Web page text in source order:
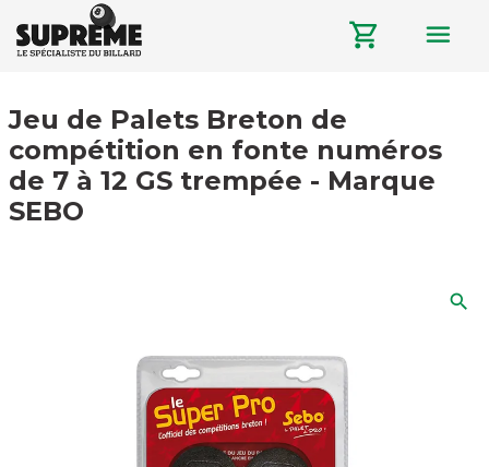
shopping_cart menu
Jeu de Palets Breton de
compétition en fonte numéros
de 7 à 12 GS trempée - Marque
SEBO
search